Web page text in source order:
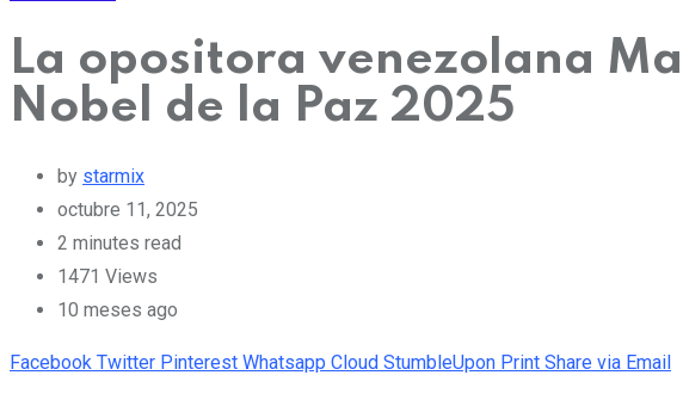
La opositora venezolana
Nobel de la Paz 2025
by starmix
octubre 11, 2025
2 minutes read
1471 Views
10 meses ago
Facebook Twitter Pinterest Whatsapp Cloud StumbleUpon Print Share via Email